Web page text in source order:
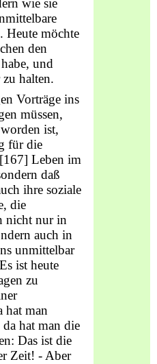
wie sie
Heute möchte
den
und
halten.
Vorträge ins
müssen,
ist,
für die
Leben im
daß
ihre soziale
die
nicht nur in
auch in
unmittelbar
ist heute
zu
hat man
da hat man die
Das ist die
Zeit! - Aber